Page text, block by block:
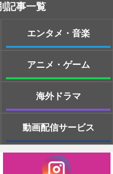
記事一覧
エンタメ・音楽
アニメ・ゲーム
海外ドラマ
動画配信サービス